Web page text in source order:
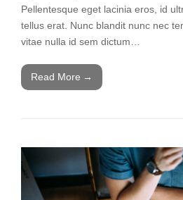
Pellentesque eget lacinia eros, id
tellus erat. Nunc blandit nunc nec
vitae nulla id sem dictum…
Read More →